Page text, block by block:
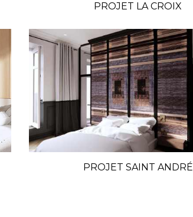
PROJET LA CROIX
PROJET SAINT ANDRÉ